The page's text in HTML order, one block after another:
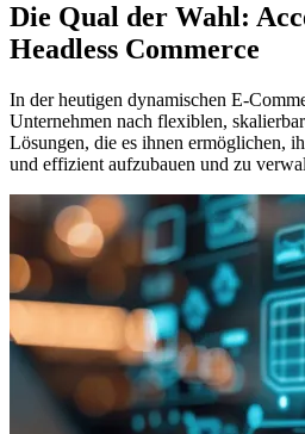
Die Qual der Wahl:
Headless Commerce
In der heutigen dynamischen E-
Unternehmen nach flexiblen,
Lösungen, die es ihnen ermöglichen,
und effizient aufzubauen und zu